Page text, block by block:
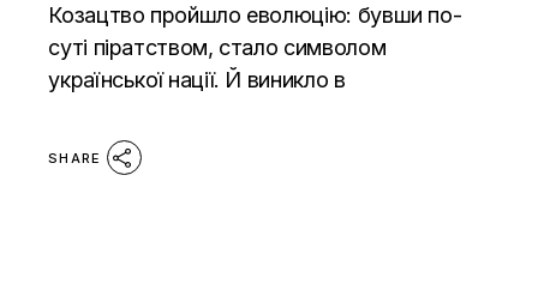
Козацтво пройшло еволюцію: бувши по-
суті піратством, стало символом
української нації. Й виникло в
SHARE